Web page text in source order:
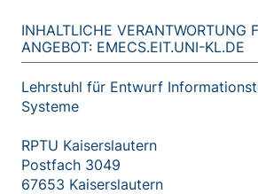
INHALTLICHE VERANTWORTUNG
ANGEBOT: EMECS.EIT.UNI-KL.DE
Lehrstuhl für Entwurf
Systeme
RPTU Kaiserslautern
Postfach 3049
67653 Kaiserslautern